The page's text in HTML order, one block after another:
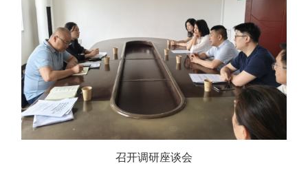
召开调研座谈会